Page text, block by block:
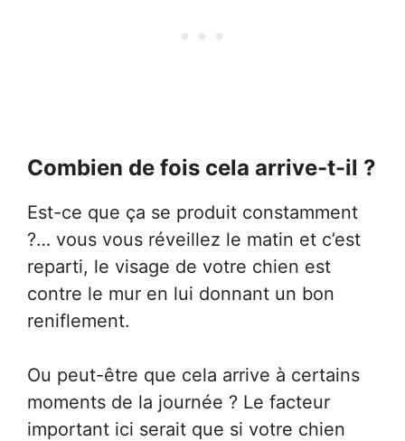
Combien de fois cela arrive-t-il ?
Est-ce que ça se produit constamment
?… vous vous réveillez le matin et c’est
reparti, le visage de votre chien est
contre le mur en lui donnant un bon
reniflement.
Ou peut-être que cela arrive à certains
moments de la journée ? Le facteur
important ici serait que si votre chien